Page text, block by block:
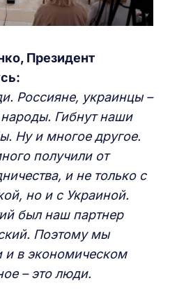
Президент
Россияне, украинцы –
Гибнут наши
Ну и многое другое.
получили от
и не только с
но и с Украиной.
был наш партнер
Поэтому мы
и в экономическом
– это люди.